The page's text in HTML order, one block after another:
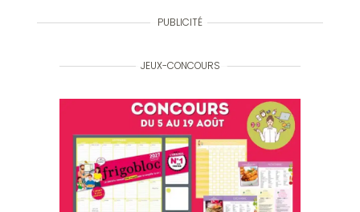
PUBLICITÉ
JEUX-CONCOURS